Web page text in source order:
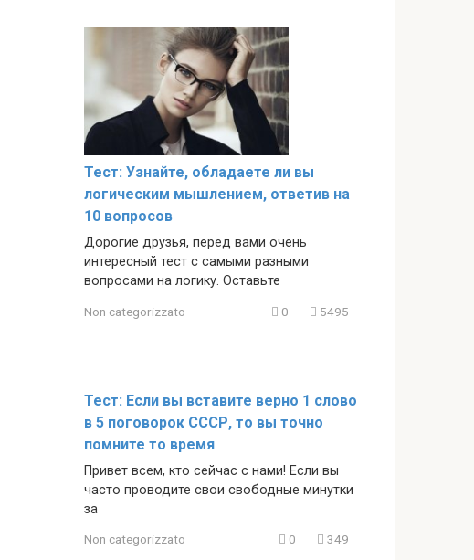
Тест: Узнайте, обладаете ли вы
логическим мышлением, ответив на
10 вопросов
Дорогие друзья, перед вами очень
интересный тест с самыми разными
вопросами на логику. Оставьте
Non categorizzato 0 5495
Тест: Если вы вставите верно 1 слово
в 5 поговорок СССР, то вы точно
помните то время
Привет всем, кто сейчас с нами! Если вы
часто проводите свои свободные минутки
за
Non categorizzato 0 349